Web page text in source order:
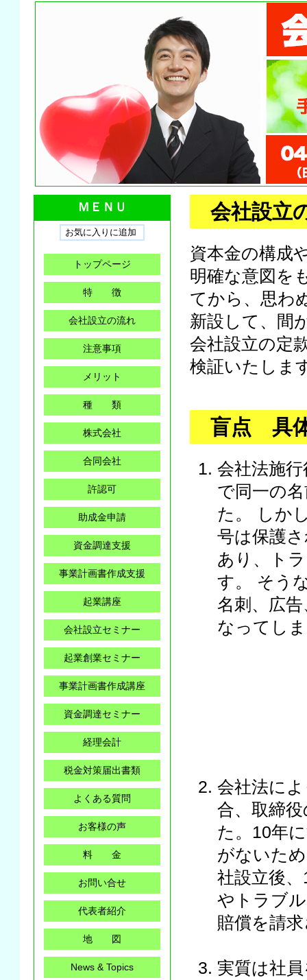
会社設立
資本金の構成
明確な意図を
てから、思わ
新設して、間
会社設立の定
検証いたしま
盲点 具
会社法施
で同一の
た。 しか
号は保護
あり、ト
す。 そう
名刺、広
なってし
会社法に
合、取締
た。10年
がないた
社設立後
やトラブ
賠償を請
実質は社
ＭＥＮＵ
トップページ
特 徴
会社設立の流れ
注意事項
メリット
種 類
株式会社
合同会社
許認可
助成金申請
資金調達支援
事業計画書作成支援
起業講座
会社設立セミナー
起業創業セミナー
事業計画書作成講座
資金調達セミナー
経理会計
税金対策届出書類
よくある質問
お客様の声
料 金
お問い合せ
代表者紹介
地 図
News & Topics